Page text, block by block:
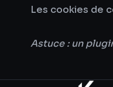
Les cookies de
Astuce : un